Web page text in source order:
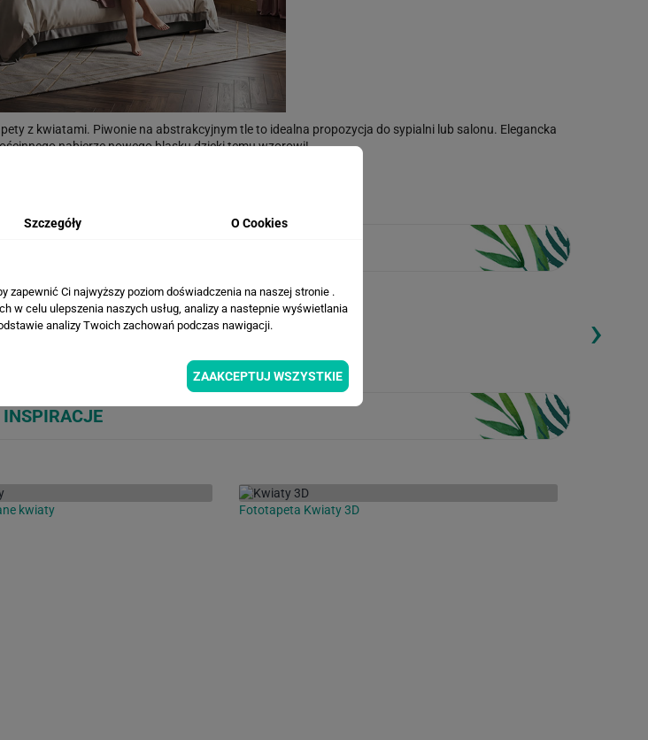
z kwiatami. Piwonie na abstrakcyjnym tle to idealna propozycja do sypialni lub salonu. Elegancka
nabierze nowego blasku dzięki temu wzorowi!
PRODUKTU
Loading... Loading...
›
INSPIRACJE
kwiaty Fototapeta Kwiaty 3D
Szczegóły O Cookies
zapewnić Ci najwyższy poziom doświadczenia na naszej stronie .
w celu ulepszenia naszych usług, analizy a nastepnie wyświetlania
analizy Twoich zachowań podczas nawigacji.
ZAAKCEPTUJ WSZYSTKIE